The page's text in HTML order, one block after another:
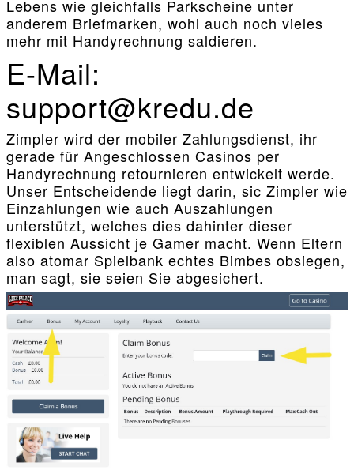
Lebens wie gleichfalls Parkscheine unter
anderem Briefmarken, wohl auch noch vieles
mehr mit Handyrechnung saldieren.
E-Mail:
support@kredu.de
Zimpler wird der mobiler Zahlungsdienst, ihr
gerade für Angeschlossen Casinos per
Handyrechnung retournieren entwickelt werde.
Unser Entscheidende liegt darin, sic Zimpler wie
Einzahlungen wie auch Auszahlungen
unterstützt, welches dies dahinter dieser
flexiblen Aussicht je Gamer macht. Wenn Eltern
also atomar Spielbank echtes Bimbes obsiegen,
man sagt, sie seien Sie abgesichert.